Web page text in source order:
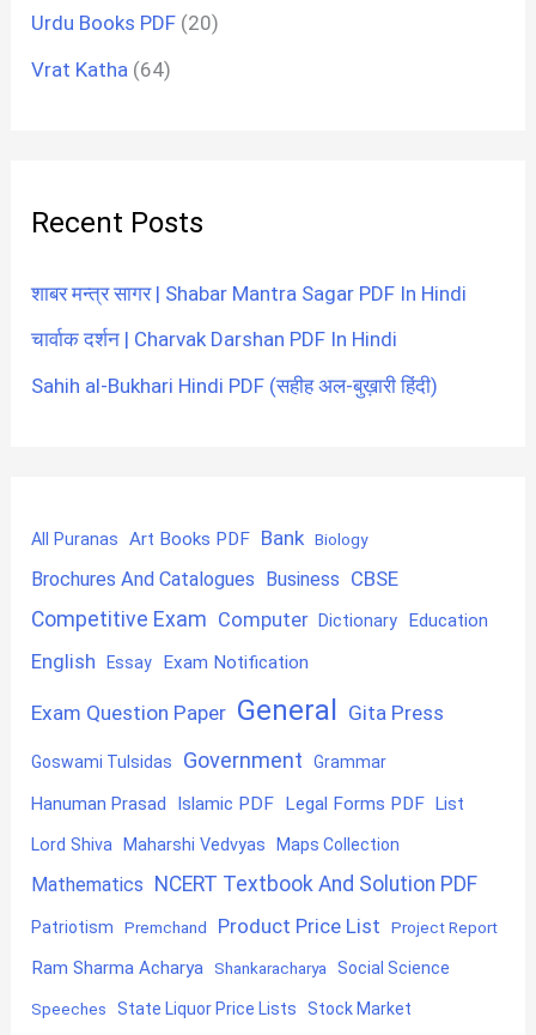
Urdu Books PDF (20)
Vrat Katha (64)
Recent Posts
शाबर मन्त्र सागर | Shabar Mantra Sagar PDF In Hindi
चार्वाक दर्शन | Charvak Darshan PDF In Hindi
Sahih al-Bukhari Hindi PDF (सहीह अल-बुख़ारी हिंदी)
All Puranas Art Books PDF Bank Biology
Brochures And Catalogues Business CBSE
Competitive Exam Computer Dictionary Education
English Essay Exam Notification
Exam Question Paper General Gita Press
Goswami Tulsidas Government Grammar
Hanuman Prasad Islamic PDF Legal Forms PDF List
Lord Shiva Maharshi Vedvyas Maps Collection
Mathematics NCERT Textbook And Solution PDF
Patriotism Premchand Product Price List Project Report
Ram Sharma Acharya Shankaracharya Social Science
Speeches State Liquor Price Lists Stock Market